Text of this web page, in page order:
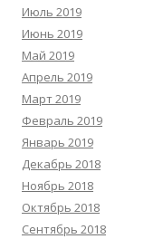
Июль 2019
Июнь 2019
Май 2019
Апрель 2019
Март 2019
Февраль 2019
Январь 2019
Декабрь 2018
Ноябрь 2018
Октябрь 2018
Сентябрь 2018